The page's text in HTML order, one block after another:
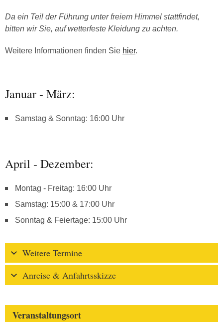
Da ein Teil der Führung unter freiem Himmel stattfindet,
bitten wir Sie, auf wetterfeste Kleidung zu achten.
Weitere Informationen finden Sie hier.
Januar - März:
Samstag & Sonntag: 16:00 Uhr
April - Dezember:
Montag - Freitag: 16:00 Uhr
Samstag: 15:00 & 17:00 Uhr
Sonntag & Feiertage: 15:00 Uhr
Weitere Termine
Anreise & Anfahrtsskizze
Veranstaltungsort